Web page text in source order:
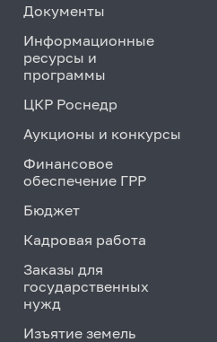
Документы
Информационные
ресурсы и
программы
ЦКР Роснедр
Аукционы и конкурсы
Финансовое
обеспечение ГРР
Бюджет
Кадровая работа
Заказы для
государственных
нужд
Изъятие земель